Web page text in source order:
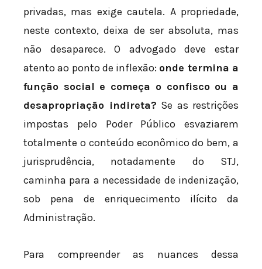
privadas, mas exige cautela. A propriedade,
neste contexto, deixa de ser absoluta, mas
não desaparece. O advogado deve estar
atento ao ponto de inflexão: onde termina a
função social e começa o confisco ou a
desapropriação indireta? Se as restrições
impostas pelo Poder Público esvaziarem
totalmente o conteúdo econômico do bem, a
jurisprudência, notadamente do STJ,
caminha para a necessidade de indenização,
sob pena de enriquecimento ilícito da
Administração.
Para compreender as nuances dessa